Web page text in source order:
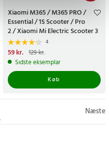
hverdage
Xiaomi M365 / M365 PRO /
Essential / 1S Scooter / Pro
2 / Xiaomi Mi Electric Scooter 3
Scooter Reflexstrips
4
Nuværende pris
pris:129 kr.
59 kr. 129 kr.
Sidste eksemplar
Køb
Næste